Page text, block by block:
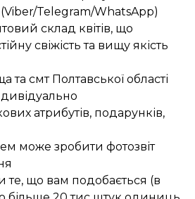
Telegram/WhatsApp)
склад квітів, що
свіжість та вищу якість
та смт Полтавської області
атрибутів, подарунків,
може зробити фотозвіт
те, що вам подобається (в